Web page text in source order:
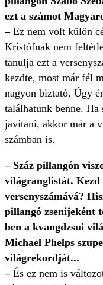
ezt a számot
– Ez nem volt külön
Kristófnak nem
tanulja ezt a
kezdte, most már fél
nagyon biztató. Úgy
találhatunk benne.
javítani, akkor már a
számban is.
– Száz pillangón
világranglistát. Kezd
versenyszámává?
pillangó zsenijeként
ben a kvangdzsui
Michael Phelps
világrekordját...
– És ez nem is